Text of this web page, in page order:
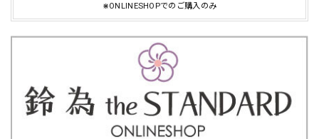
⋇ONLINESHOPでのご購入のみ